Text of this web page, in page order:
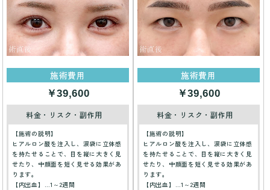
施術費用
￥39,600
料金・リスク・副作用
【施術の説明】
ヒアルロン酸を注入し、涙袋に立体感
を持たせることで、目を縦に大きく見
せたり、中顔面を短く見せる効果があ
ります。
【内出血】…1～2週間
施術費用
￥39,600
料金・リスク・副作用
【施術の説明】
ヒアルロン酸を注入し、涙袋に立体感
を持たせることで、目を縦に大きく見
せたり、中顔面を短く見せる効果があ
ります。
【内出血】…1～2週間